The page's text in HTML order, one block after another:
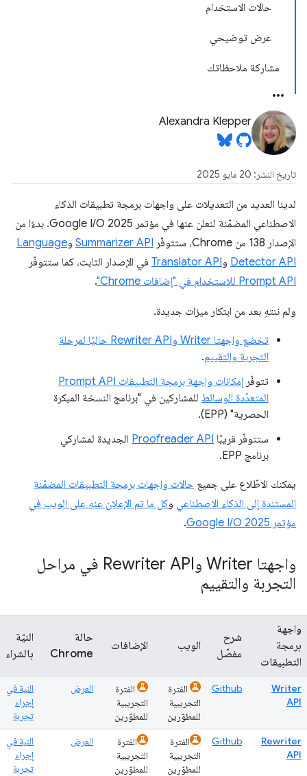
حالات الاستخدام
عرض توضيحي
مشاركة ملاحظاتك
Alexandra Klepper
تاريخ النشر: 20 مايو 2025
لدينا العديد من التعديلات على واجهات برمجة تطبيقات الذكاء
الاصطناعي المضمّنة لنعلن عنها في مؤتمر Google I/O 2025. بدءًا من
الإصدار 138 من Chrome، ستتوفّر
Summarizer API وLanguage
Detector API وTranslator API في الإصدار الثابت، كما ستتوفّر
Prompt API للاستخدام في "إضافات Chrome"
.
ولم ننتهِ بعد من ابتكار ميزات جديدة.
تخضع واجهتا Writer وRewriter API حاليًا لمرحلة
التجربة والتقييم.
تتوفّر
إمكانات واجهة برمجة التطبيقات Prompt API
المتعدّدة الوسائط للمشاركين في "برنامج النسخة المبكرة
الحصرية" (EPP).
ستتوفّر قريبًا Proofreader API الجديدة لمشاركي
برنامج EPP.
يمكنك الاطّلاع على جميع حالات واجهات برمجة التطبيقات المضمّنة
المستندة إلى الذكاء الاصطناعي وكل ما تم الإعلان عنه على الويب في
مؤتمر Google I/O 2025
.
واجهتا Writer وRewriter API في مراحل
التجربة والتقييم
واجهة
برمجة
التطبيقات
شرح
مفصّل
الويب الإضافات
حالة
Chrome
النيّة
بالشراء
Writer
API
Github
الفترة
التجريبية
للمطوّرين
الفترة
التجريبية
للمطوّرين
العرض
النية في
إجراء
تجربة
Rewriter
API
Github
الفترة
التجريبية
للمطوّرين
الفترة
التجريبية
للمطوّرين
العرض
النية في
إجراء
تجربة